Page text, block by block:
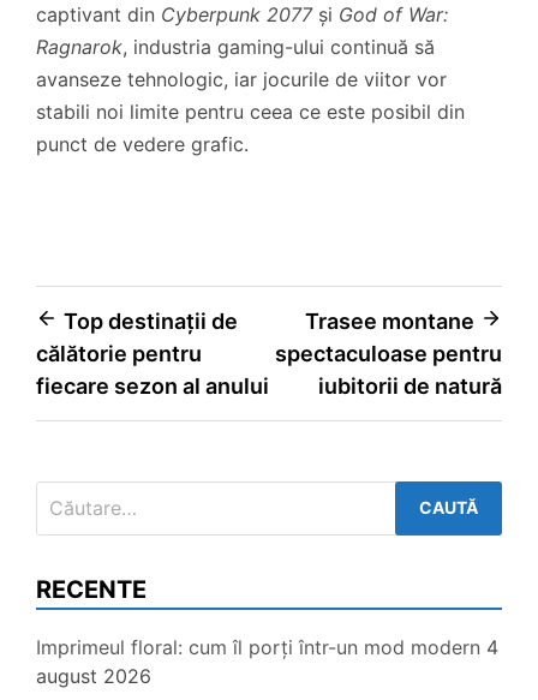
captivant din Cyberpunk 2077și God of War:
Ragnarok, industria gaming-ului continuă să
avanseze tehnologic, iar jocurile de viitor vor
stabili noi limite pentru ceea ce este posibil din
punct de vedere grafic.
Navigare
în
articole
Top destinații de
călătorie pentru
fiecare sezon al anului
Trasee montane
spectaculoase pentru
iubitorii de natură
după:
RECENTE
Imprimeul floral: cum îl porți într-un mod modern 4
august 2026